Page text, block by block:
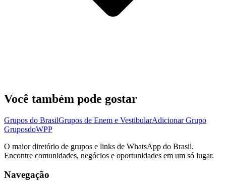
Você também pode gostar
Grupos do BrasilGrupos de Enem e VestibularAdicionar Grupo
GruposdoWPP
O maior diretório de grupos e links de WhatsApp do Brasil.
Encontre comunidades, negócios e oportunidades em um só lugar.
Navegação